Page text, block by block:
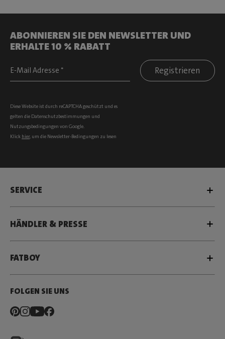
ABONNIEREN SIE DEN NEWSLETTER UND
ERHALTE 10 % RABATT
Registrieren
Diese Website ist durch reCAPTCHA geschützt und es
gelten die Datenschutzbestimmungen und
Nutzungsbedingungen von Google.
Klick hier, um die Newsletter-Bedingungen zu lesen
SERVICE
HÄNDLER & PRESSE
FATBOY
FOLGEN SIE UNS